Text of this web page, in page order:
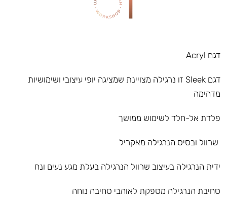
דגם Acryl
דגם Sleek זו נרגילה מצויינת שמציגה יופי עיצובי ושימושיות
מדהימה
פלדת אל-חלד לשימוש ממושך
שרוול ובסיס הנרגילה מאקריל
ידית הנרגילה בעיצוב שרוול הנרגילה בעלת מגע נעים ונח
סחיבת הנרגילה מספקת לאוהבי סחיבה נוחה